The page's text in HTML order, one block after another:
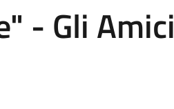
- Gli Amici